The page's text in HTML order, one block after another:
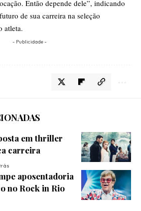
Então depende dele”, indicando
de sua carreira na seleção
atleta.
- Publicidade -
em thriller
carreira
aposentadoria
no Rock in Rio